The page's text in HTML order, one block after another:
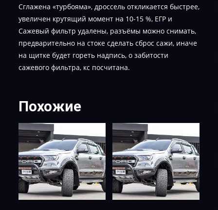
EGR
DPF
OFF
Сглажена «турбояма», дроссель откликается быстрее,
увеличен крутящий момент на 10-15 %, ЕГР и
Сажевый фильтр удалены, разъёмы можно снимать,
предварительно на стоке сделать сброс сажи, иначе
на щитке будет гореть надпись, о забитости
сажевого фильтра, кс посчитана.
Похожие